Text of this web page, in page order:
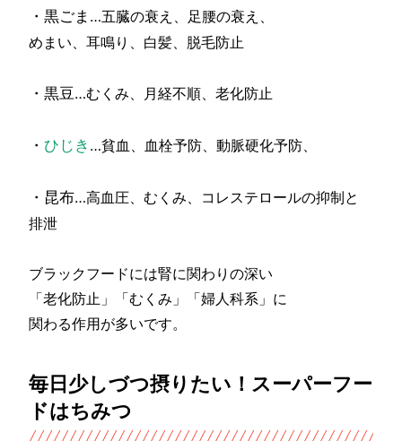
・黒ごま …五臓の衰え、足腰の衰え、
めまい、耳鳴り、白髪、脱毛防止
・黒豆…むくみ、月経不順、老化防止
・ひじき …貧血、血栓予防、動脈硬化予防、
・昆布…高血圧、むくみ、コレステロールの抑制と
排泄
ブラックフードには腎に関わりの深い
「老化防止」「むくみ」「婦人科系」に
関わる作用が多いです。
毎日少しづつ摂りたい！スーパーフー
ドはちみつ